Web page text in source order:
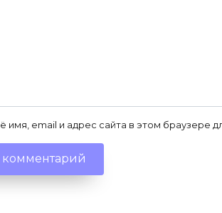
имя, email и адрес сайта в этом браузере